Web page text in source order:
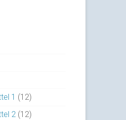
1 (12)
2 (12)